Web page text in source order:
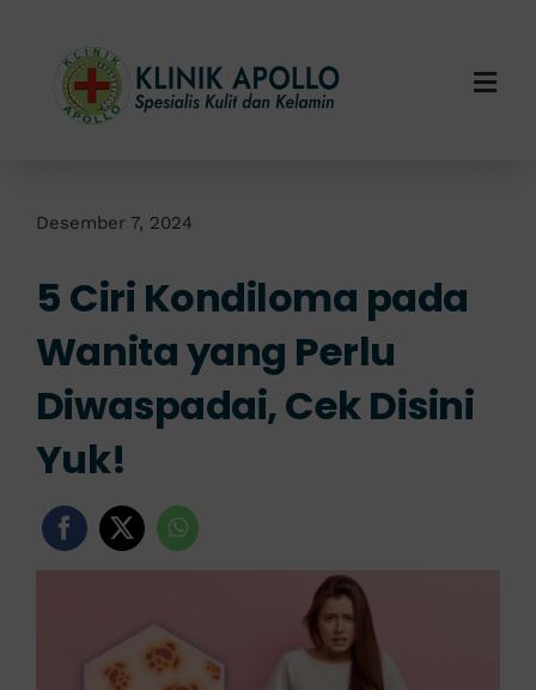
content
Layanan Kami
Info Klinik
Desember 7, 2024
5 Ciri Kondiloma pada
Wanita yang Perlu
Diwaspadai, Cek Disini
Yuk!